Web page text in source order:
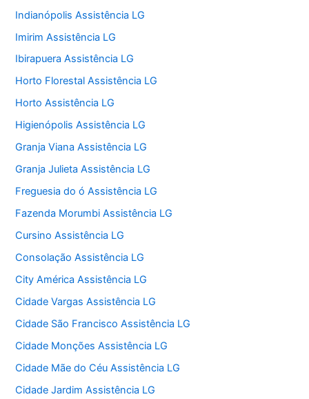
Indianópolis Assistência LG
Imirim Assistência LG
Ibirapuera Assistência LG
Horto Florestal Assistência LG
Horto Assistência LG
Higienópolis Assistência LG
Granja Viana Assistência LG
Granja Julieta Assistência LG
Freguesia do ó Assistência LG
Fazenda Morumbi Assistência LG
Cursino Assistência LG
Consolação Assistência LG
City América Assistência LG
Cidade Vargas Assistência LG
Cidade São Francisco Assistência LG
Cidade Monções Assistência LG
Cidade Mãe do Céu Assistência LG
Cidade Jardim Assistência LG